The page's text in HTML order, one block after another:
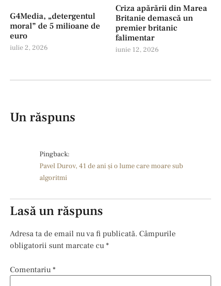
G4Media, „detergentul
moral” de 5 milioane de
euro
iulie 2, 2026
Criza apărării din Marea
Britanie demască un
premier britanic
falimentar
iunie 12, 2026
Un răspuns
Pingback:
Pavel Durov, 41 de ani și o lume care moare sub
algoritmi
Lasă un răspuns
Adresa ta de email nu va fi publicată. Câmpurile
obligatorii sunt marcate cu *
Comentariu *